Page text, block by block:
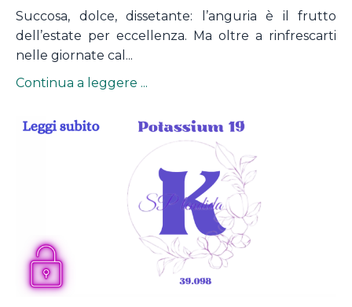
Succosa, dolce, dissetante: l’anguria è il frutto
dell’estate per eccellenza. Ma oltre a rinfrescarti
nelle giornate cal...
Continua a leggere ...